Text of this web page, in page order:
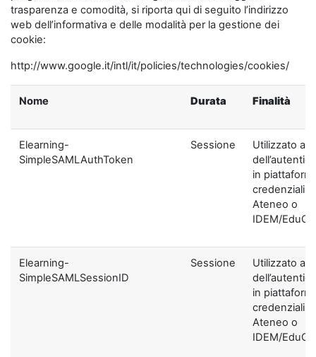
trasparenza e comodità, si riporta qui di seguito l’indirizzo
web dell’informativa e delle modalità per la gestione dei
cookie:
http://www.google.it/intl/it/policies/technologies/cookies/
Nome Durata Finalità
Elearning-
SimpleSAMLAuthToken
Sessione
Utilizzato ai
in
credenziali di
Ateneo o
IDEM/
Elearning-
SimpleSAMLSessionID
Sessione
Utilizzato ai
in
credenziali di
Ateneo o
IDEM/